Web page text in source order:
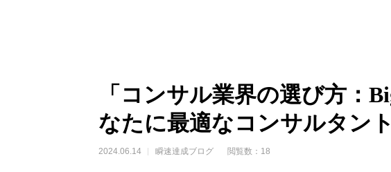
「コンサル業界の選び方：
なたに最適なコンサルタン
2024.06.14 瞬速達成ブログ 閲覧数：18